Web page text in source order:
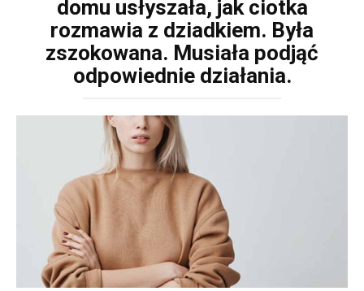
domu usłyszała, jak ciotka
rozmawia z dziadkiem. Była
zszokowana. Musiała podjąć
odpowiednie działania.